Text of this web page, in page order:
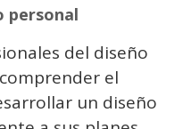
personal
del diseño
el
un diseño